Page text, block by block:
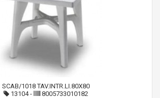
SCAB/1018 TAV.INTR.LI.80X80
13104- 8005733010182